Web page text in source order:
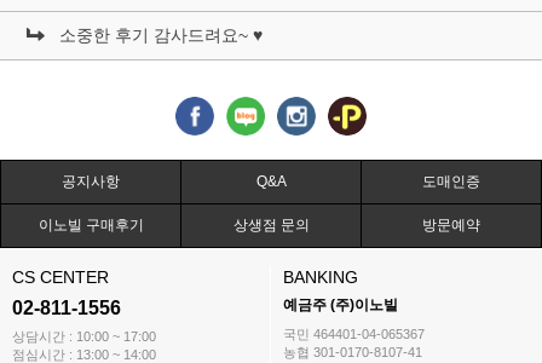
소중한 후기 감사드려요~ ♥
공지사항 Q&A 도매인증
이노빌 구매후기 상생점 문의 방문예약
CS CENTER
02-811-1556
상담시간 : 10:00 ~ 17:00
점심시간 : 13:00 ~ 14:00
BANKING
예금주 (주)이노빌
국민 464401-04-065367
농협 301-0170-8107-41